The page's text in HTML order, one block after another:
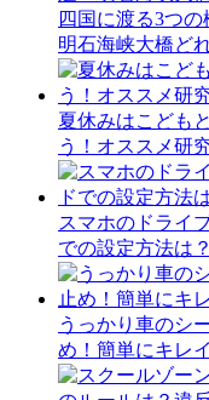
四国に渡る3つ
明石海峡大橋ど
夏休みはこども
う！オススメ研
スマホのドライ
での設定方法は
うっかり車のシ
め！簡単にキレ